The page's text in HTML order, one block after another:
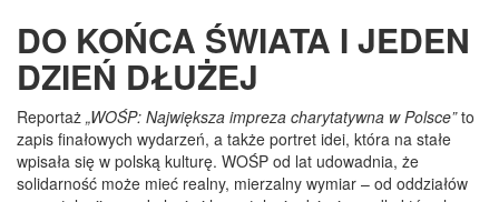
DO KOŃCA ŚWIATA I JEDEN
DZIEŃ DŁUŻEJ
Reportaż „WOŚP: Największa impreza charytatywna w Polsce”to
zapis finałowych wydarzeń, a także portret idei, która na stałe
wpisała się w polską kulturę. WOŚP od lat udowadnia, że
solidarność może mieć realny, mierzalny wymiar – od oddziałów